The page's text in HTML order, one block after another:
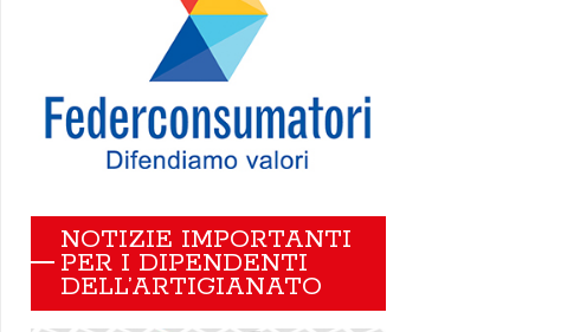
NOTIZIE IMPORTANTI
PER I DIPENDENTI
DELL’ARTIGIANATO